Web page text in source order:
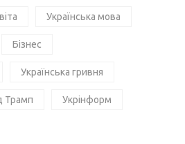
Українська мова
Бізнес
Українська гривня
Трамп Укрінформ